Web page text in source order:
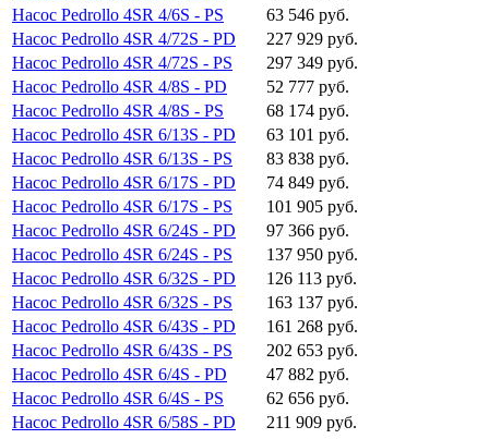
Насос Pedrollo 4SR 4/6S - PS
63 546 руб.
Насос Pedrollo 4SR 4/72S - PD
227 929 руб.
Насос Pedrollo 4SR 4/72S - PS
297 349 руб.
Насос Pedrollo 4SR 4/8S - PD
52 777 руб.
Насос Pedrollo 4SR 4/8S - PS
68 174 руб.
Насос Pedrollo 4SR 6/13S - PD
63 101 руб.
Насос Pedrollo 4SR 6/13S - PS
83 838 руб.
Насос Pedrollo 4SR 6/17S - PD
74 849 руб.
Насос Pedrollo 4SR 6/17S - PS
101 905 руб.
Насос Pedrollo 4SR 6/24S - PD
97 366 руб.
Насос Pedrollo 4SR 6/24S - PS
137 950 руб.
Насос Pedrollo 4SR 6/32S - PD
126 113 руб.
Насос Pedrollo 4SR 6/32S - PS
163 137 руб.
Насос Pedrollo 4SR 6/43S - PD
161 268 руб.
Насос Pedrollo 4SR 6/43S - PS
202 653 руб.
Насос Pedrollo 4SR 6/4S - PD
47 882 руб.
Насос Pedrollo 4SR 6/4S - PS
62 656 руб.
Насос Pedrollo 4SR 6/58S - PD
211 909 руб.